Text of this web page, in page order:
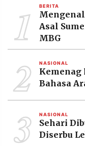
PRAMUDITA
Resolusi.co
-
2026
PT.
PRAMUDITA
1 BERITA
Mengenal
Asal
MBG
2 NASIONAL
Kemenag
Bahasa
3 NASIONAL
Sehari
Diserbu